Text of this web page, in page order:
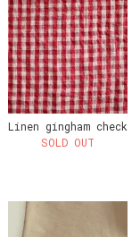
Linen gingham check
SOLD OUT